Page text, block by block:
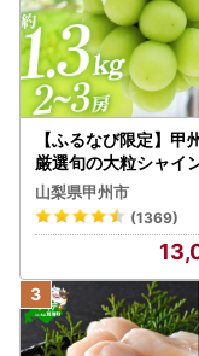
【ふるなび限定】甲
厳選旬の大粒シャイ
カット 約1.3kg 2～3
026年発送】（MG）
472 FN-Limited-VO
インマスカット フル
山梨県甲州市
(1369)